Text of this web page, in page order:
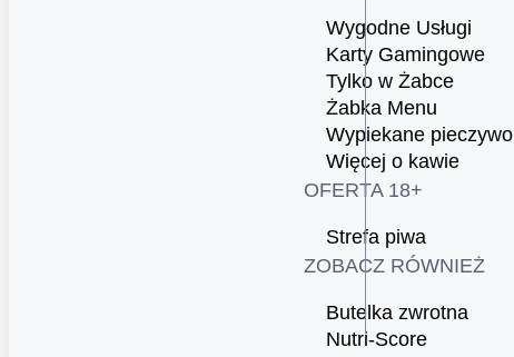
Wygodne Usługi
Karty Gamingowe
Tylko w Żabce
Żabka Menu
Wypiekane pieczywo
Więcej o kawie
OFERTA 18+
Strefa piwa
ZOBACZ RÓWNIEŻ
Butelka zwrotna
Nutri-Score